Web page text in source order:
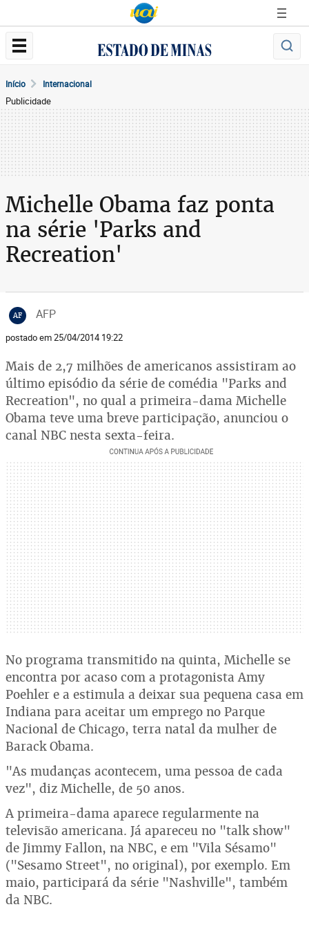
Início Internacional
Publicidade
Michelle Obama faz ponta
na série 'Parks and
Recreation'
AF AFP
postado em 25/04/2014 19:22
Mais de 2,7 milhões de americanos assistiram ao
último episódio da série de comédia "Parks and
Recreation", no qual a primeira-dama Michelle
Obama teve uma breve participação, anunciou o
canal NBC nesta sexta-feira.
No programa transmitido na quinta, Michelle se
encontra por acaso com a protagonista Amy
Poehler e a estimula a deixar sua pequena casa em
Indiana para aceitar um emprego no Parque
Nacional de Chicago, terra natal da mulher de
Barack Obama.
"As mudanças acontecem, uma pessoa de cada
vez", diz Michelle, de 50 anos.
A primeira-dama aparece regularmente na
televisão americana. Já apareceu no "talk show"
de Jimmy Fallon, na NBC, e em "Vila Sésamo"
("Sesamo Street", no original), por exemplo. Em
maio, participará da série "Nashville", também
da NBC.